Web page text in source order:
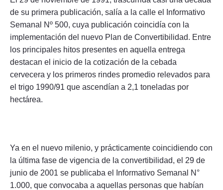
de su primera publicación, salía a la calle el Informativo
Semanal Nº 500, cuya publicación coincidía con la
implementación del nuevo Plan de Convertibilidad. Entre
los principales hitos presentes en aquella entrega
destacan el inicio de la cotización de la cebada
cervecera y los primeros rindes promedio relevados para
el trigo 1990/91 que ascendían a 2,1 toneladas por
hectárea.
Ya en el nuevo milenio, y prácticamente coincidiendo con
la última fase de vigencia de la convertibilidad, el 29 de
junio de 2001 se publicaba el Informativo Semanal N°
1.000, que convocaba a aquellas personas que habían